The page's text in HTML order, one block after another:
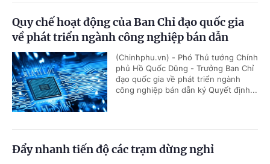
Quy chế hoạt động của Ban Chỉ đạo quốc gia
về phát triển ngành công nghiệp bán dẫn
(Chinhphu.vn) - Phó Thủ tướng Chính
phủ Hồ Quốc Dũng - Trưởng Ban Chỉ
đạo quốc gia về phát triển ngành
công nghiệp bán dẫn ký Quyết định...
Đẩy nhanh tiến độ các trạm dừng nghỉ